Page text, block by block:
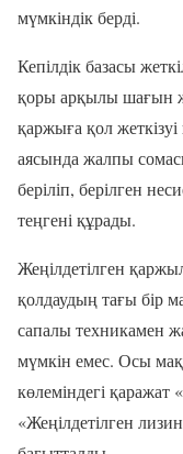
мүмкіндік берді.
Кепілдік базасы
қоры арқылы шағын
қаржыға қол
аясында жалпы
беріліп, берілген
теңгені құрады.
Жеңілдетілген
қолдаудың тағы бір
сапалы техникамен
мүмкін емес. Осы
көлеміндегі
«Жеңілдетілген